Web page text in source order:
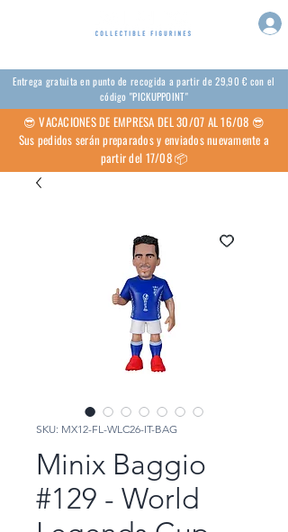
Entrega gratuita en punto de recogida a partir de 29,90 € con el
código "PICKUPPOINT"
😎 VACACIONES DE EMPRESA DEL 30/07 AL 16/08 😎
Sus pedidos serán preparados y enviados nuevamente a
partir del 17/08 📦
SKU: MX12-FL-WLC26-IT-BAG
Minix Baggio
#129 - World